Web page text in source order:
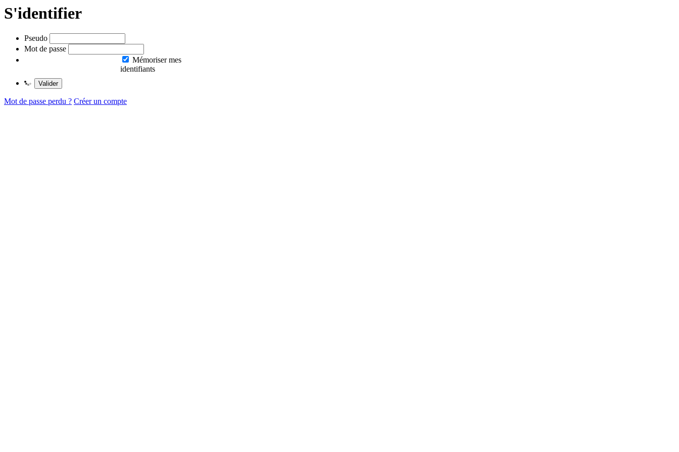
S'identifier
Pseudo
Mot de passe
Mémoriser mes
identifiants
Valider
Mot de passe perdu ? Créer un compte